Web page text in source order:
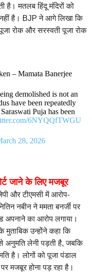
है। मतलब हिंदू मंदिरों को
नहीं है। BJP ने आगे लिखा कि
पूजा रोक और सरस्वती पूजा रोक
– Mamata Banerjee
demolished is not an
have been repeatedly
Puja has been
6NYQQfTWGU
28, 2026
जाने के लिए मजबूर
और टीएमसी में आरोप-
नबीन ने ममता बनर्जी पर
अपनाने का आरोप लगाया।
मुताबिक उन्होंने कहा कि
अनुमति लेनी पड़ती है, जबकि
है। लोगों को पूजा पंडाल
मजबूर होना पड़ रहा है।